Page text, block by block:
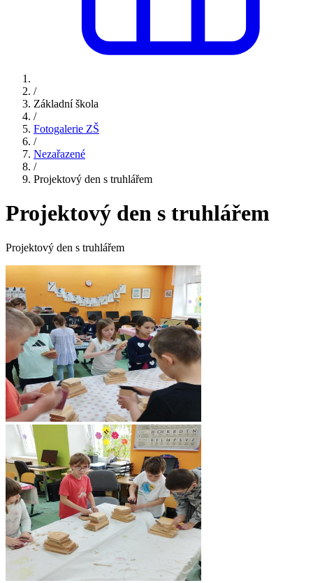
/
Základní škola
/
Fotogalerie ZŠ
/
Nezařazené
/
Projektový den s truhlářem
Projektový den s truhlářem
Projektový den s truhlářem